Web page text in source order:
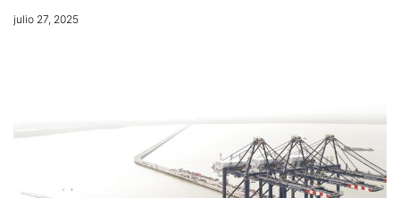
julio 27, 2025